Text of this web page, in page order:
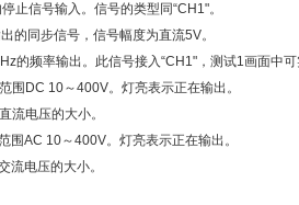
止信号输入。信号的类型同“CH1"。
的同步信号，信号幅度为直流5V。
的频率输出。此信号接入“CH1"，测试1画面中可
围DC 10～400V。灯亮表示正在输出。
流电压的大小。
围AC 10～400V。灯亮表示正在输出。
流电压的大小。